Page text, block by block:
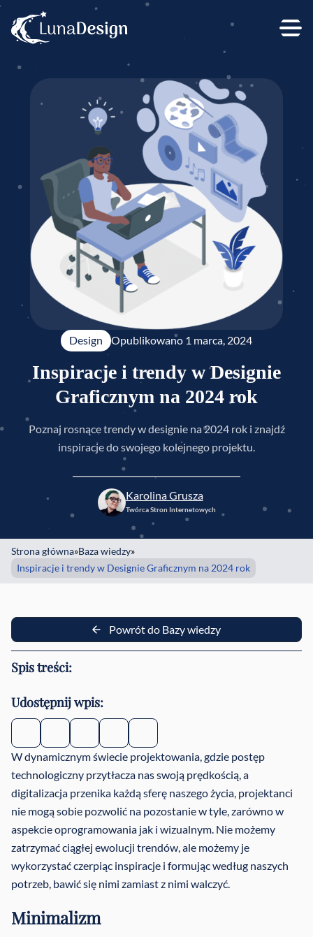
Design Opublikowano 1 marca, 2024
Inspiracje i trendy w Designie
Graficznym na 2024 rok
Poznaj rosnące trendy w designie na 2024 rok i znajdź
inspiracje do swojego kolejnego projektu.
Karolina Grusza
Twórca Stron Internetowych
Strona główna»Baza wiedzy»
Inspiracje i trendy w Designie Graficznym na 2024 rok
Powrót do Bazy wiedzy
Spis treści:
Udostępnij wpis:
W dynamicznym świecie projektowania, gdzie postęp
technologiczny przytłacza nas swoją prędkością, a
digitalizacja przenika każdą sferę naszego życia, projektanci
nie mogą sobie pozwolić na pozostanie w tyle, zarówno w
aspekcie oprogramowania jak i wizualnym. Nie możemy
zatrzymać ciągłej ewolucji trendów, ale możemy je
wykorzystać czerpiąc inspiracje i formując według naszych
potrzeb, bawić się nimi zamiast z nimi walczyć.
Minimalizm